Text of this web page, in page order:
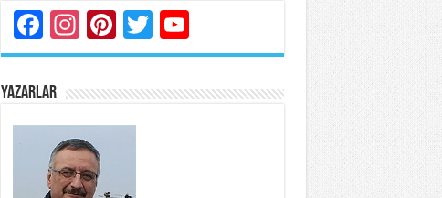
Facebook
Instagram
Pinterest
Twitter
YAZARLAR